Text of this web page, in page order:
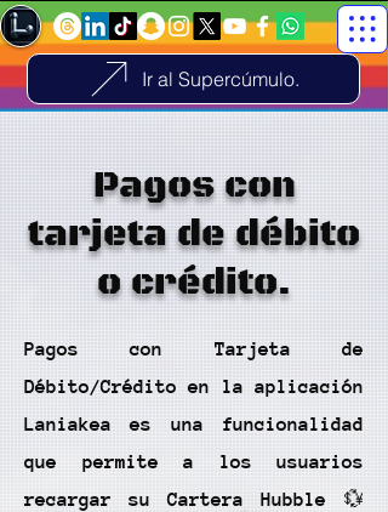
Ir al Supercúmulo.
Pagos con
tarjeta de débito
o crédito.
Pagos con Tarjeta de
Débito/Crédito en la aplicación
Laniakea es una funcionalidad
que permite a los usuarios
recargar su Cartera Hubble 💱